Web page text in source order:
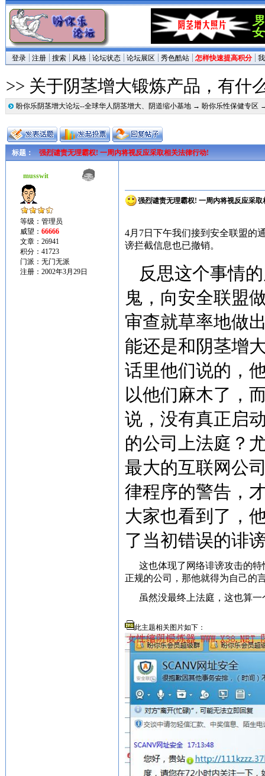
登录 注册 搜索 风格 论坛状态 论坛展区 秀色酷站 怎样快速提高积分
>> 关于阴茎增大锻炼产品，有什
盼你乐阴茎增大论坛--全球华人阴茎增大、阴道缩小基地→ 盼你乐性保健专区
标题： 强烈谴责无理霸权! 一周内将视反应采取相关法律行动!
musswit
等级：管理员
威望： 66666
文章：26941
积分：41723
门派：无门无派
注册：2002年3月29日
强烈谴责无理霸权! 一周内将视反应采取
4月7日下午我们接到安全联盟的
谤拦截信息也已撤销。
反思这个事情
鬼，向安全联盟
审查就草率地做
能还是和阴茎增
话里他们说的，
以他们麻木了，
说，没有真正启
的公司上法庭？
最大的互联网公
律程序的警告，
大家也看到了，
了当初错误的诽
这也体现了网络诽谤攻击的
正规的公司，那他就得为自己的
虽然没最终上法庭，这也算
此主题相关图片如下：